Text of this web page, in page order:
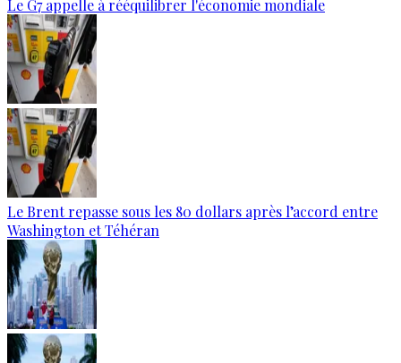
Le G7 appelle à rééquilibrer l'économie mondiale
Le Brent repasse sous les 80 dollars après l’accord entre
Washington et Téhéran